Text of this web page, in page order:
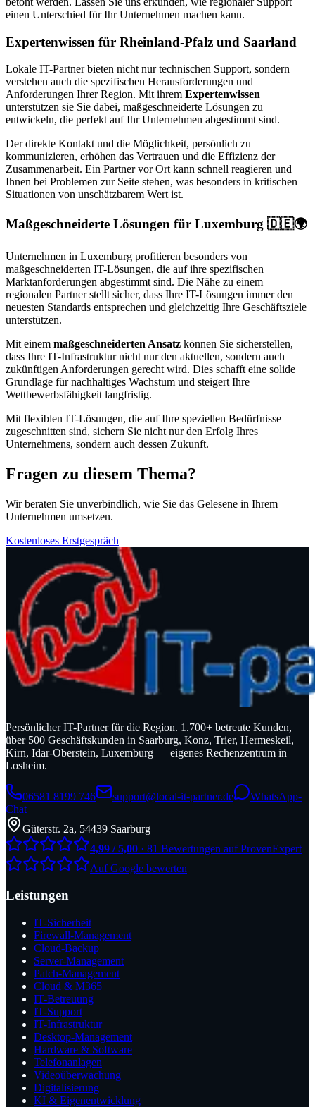
einen Unterschied für Ihr Unternehmen machen kann.
Expertenwissen für Rheinland-Pfalz und Saarland
Lokale IT-Partner bieten nicht nur technischen Support, sondern
verstehen auch die spezifischen Herausforderungen und
Anforderungen Ihrer Region. Mit ihrem Expertenwissen
unterstützen sie Sie dabei, maßgeschneiderte Lösungen zu
entwickeln, die perfekt auf Ihr Unternehmen abgestimmt sind.
Der direkte Kontakt und die Möglichkeit, persönlich zu
kommunizieren, erhöhen das Vertrauen und die Effizienz der
Zusammenarbeit. Ein Partner vor Ort kann schnell reagieren und
Ihnen bei Problemen zur Seite stehen, was besonders in kritischen
Situationen von unschätzbarem Wert ist.
Maßgeschneiderte Lösungen für Luxemburg 🇩🇪🌍
Unternehmen in Luxemburg profitieren besonders von
maßgeschneiderten IT-Lösungen, die auf ihre spezifischen
Marktanforderungen abgestimmt sind. Die Nähe zu einem
regionalen Partner stellt sicher, dass Ihre IT-Lösungen immer den
neuesten Standards entsprechen und gleichzeitig Ihre Geschäftsziele
unterstützen.
Mit einem maßgeschneiderten Ansatz können Sie sicherstellen,
dass Ihre IT-Infrastruktur nicht nur den aktuellen, sondern auch
zukünftigen Anforderungen gerecht wird. Dies schafft eine solide
Grundlage für nachhaltiges Wachstum und steigert Ihre
Wettbewerbsfähigkeit langfristig.
Mit flexiblen IT-Lösungen, die auf Ihre speziellen Bedürfnisse
zugeschnitten sind, sichern Sie nicht nur den Erfolg Ihres
Unternehmens, sondern auch dessen Zukunft.
Fragen zu diesem Thema?
Wir beraten Sie unverbindlich, wie Sie das Gelesene in Ihrem
Unternehmen umsetzen.
Kostenloses Erstgespräch
Persönlicher IT-Partner für die Region. 1.700+ betreute Kunden,
über 500 Geschäftskunden in Saarburg, Konz, Trier, Hermeskeil,
Kirn, Idar-Oberstein, Luxemburg — eigenes Rechenzentrum in
Losheim.
06581 8199 746 support@local-it-partner.de
WhatsApp-
Chat
Güterstr. 2a, 54439 Saarburg
4,99 / 5,00 · 81 Bewertungen auf ProvenExpert
Auf Google bewerten
Leistungen
IT-Sicherheit
Firewall-Management
Cloud-Backup
Server-Management
Patch-Management
Cloud & M365
IT-Betreuung
IT-Support
IT-Infrastruktur
Desktop-Management
Hardware & Software
Telefonanlagen
Videoüberwachung
Digitalisierung
KI & Eigenentwicklung